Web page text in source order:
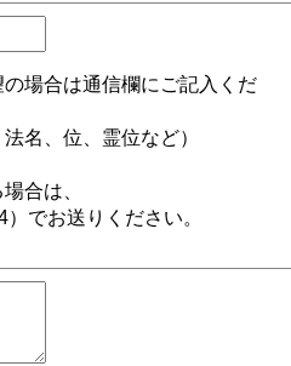
場合は通信欄にご記入くだ
名、位、霊位など）
合は、
でお送りください。